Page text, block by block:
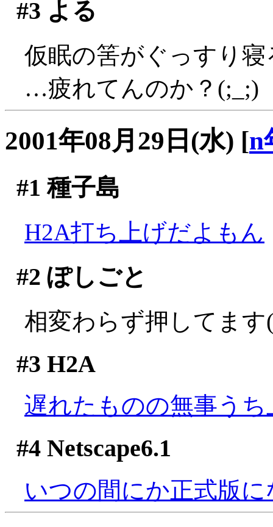
#3 よる
仮眠の筈がぐっすり
…疲れてんのか？(;_;)
2001年08月29日(水) [n
#1 種子島
H2A打ち上げだよもん
#2 ぽしごと
相変わらず押してま
#3 H2A
遅れたものの無事う
#4Netscape6.1
いつの間にか正式版